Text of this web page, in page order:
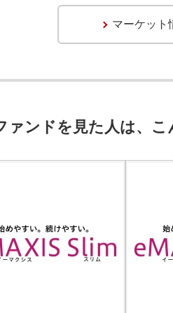
マーケット
ァンドを見た人は、